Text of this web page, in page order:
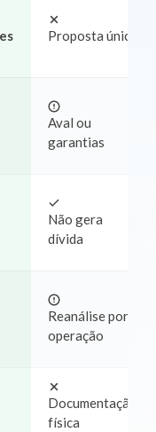
Proposta única
Aval ou
garantias
Não gera
dívida
Reanálise por
operação
Documentação
física